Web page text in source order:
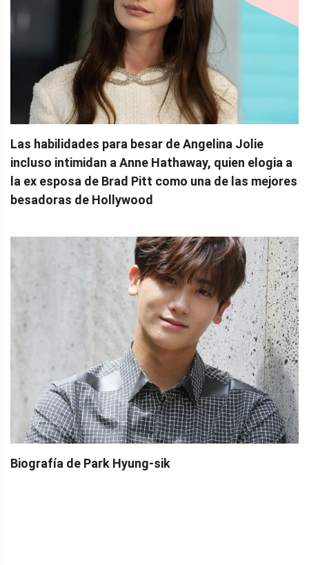
Las habilidades para besar de Angelina Jolie
incluso intimidan a Anne Hathaway, quien elogia a
la ex esposa de Brad Pitt como una de las mejores
besadoras de Hollywood
Biografía de Park Hyung-sik